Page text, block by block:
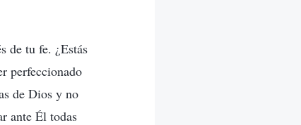
de tu fe. ¿Estás
perfeccionado
de Dios y no
ante Él todas